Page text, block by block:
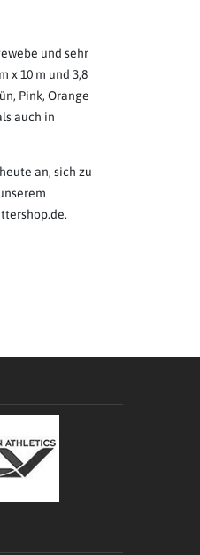
und sehr
x 10 m und 3,8
Pink, Orange
auch in
an, sich zu